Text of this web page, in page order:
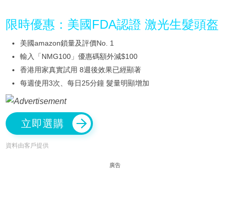
限時優惠：美國FDA認證 激光生髮頭盔
美國amazon鎖量及評價No. 1
輸入「NMG100」優惠碼額外減$100
香港用家真實試用 8週後效果已經顯著
每週使用3次、每日25分鐘 髮量明顯增加
立即選購
資料由客戶提供
廣告